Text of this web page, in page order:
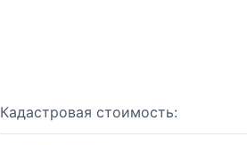
Кадастровая стоимость: